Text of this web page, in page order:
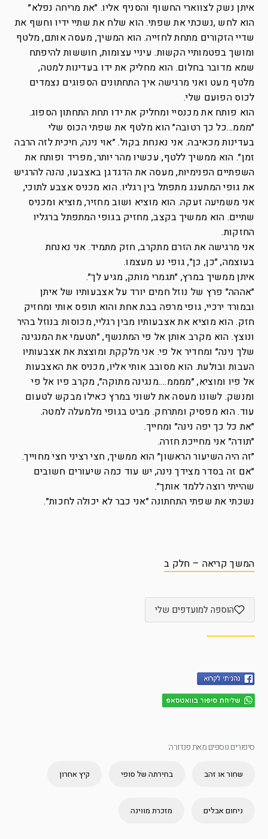
איתן נשק לצווארי החשוף והסניף אליו. ״את מריחה נפלא״
הוא לחש ,נשכתי את שפתי. הוא שלח את שתיי ידיו וחשף את
שדיי הזקורים מתחת לחזייה. הוא המשיך, מעסה אותם, מלטף
ומושך בפטמותיי הקשות. עיניי עצומות, חוששות להיפתח
שמא מדובר בחלום. הוא מחליק את ידו בעדינות למטה,
מלטף מעט ואני מרגישה איך התחתונים הספוגים נצמדים
לכוס הפועם שלי.
הוא פותח את מכנסיי ומחליק את ידו תחת התחתון הספוג.
״מממ…כל כך רטובה״ הוא מלטף את שפתי הכוס שלי
בעדינות מכאיבה. אני נאנחת בקול. ״אוי נינה, חיכית לזה הרבה
זמן״. הוא ממשיך ללטף, עכשיו מהר יותר, מפריד ופותח את
השפתיים הפנימיות, מעסה את הדגדגן באצבעו, נהנה להרגיש
את גופי המתענג מתפתל בין רגליו. הוא מכניס אצבע לתוכי,
אני משמיעה זעקה. הוא מוציא ושוב מחזיר, מוציא ומכניס
שתיים. הוא ממשיך בקצב, מחזיק בגופי המתפתל ברגליו
החזקות.
אני מרגישה את הזרם מתקרב, חזק מתמיד. אני נאנחת
בעוצמה, ״כן, כן״, גופי נע מעצמו.
איתן ממשיך במרץ, ״תגמרי מותק, מגיע לך״.
״אההה״ פרץ של נוזל חמים יורד על אצבעותיו של איתן
ובמורד ירכיי, גופי מרפה בבת אחת והוא תופס אותי ומחזיק
חזק. הוא מוציא את אצבעותיו מבין רגליי, מכוסות בנוזל בהיר
ונוצץ. הוא מקרב אותן אל פי המתנשף, ״תטעמי את המנגינה
שלך נינה״ ומחדיר אל פי. אני מלקקת ומוצצת את אצבעותיו
העבות ובולעת. הוא מסובב אותי אליו, מכניס את האצבעות
אל פיו ומוציא, ״ממממ….מנגינה מתוקה״, מקרב פיו אל פי
ומנשק. לשונו מעסה את לשוני במרץ כאילו מבקש לטעום
עוד. הוא מפסיק ומתרחק. מביט בגופי מלמעלה למטה.
״את כל כך יפה נינה״ ומחייך.
״תודה״ אני מחייכת חזרה.
״זה היה השיעור הראשון״ הוא ממשיך, חצי רציני חצי מחוייך.
״אם זה בסדר מצידך נינה, יש עוד כמה שיעורים חשובים
שהייתי רוצה ללמד אותך״.
נשכתי את שפתי התחתונה ״אני כבר לא יכולה לחכות״.
המשך קריאה – חלק ב
הוספה למועדפים שלי
סיפורים נוספים מאת פנדורה:
שחור או זהב בחירתה של סופי קיץ אחרון
ניחום אבלים מזכרת מווינה